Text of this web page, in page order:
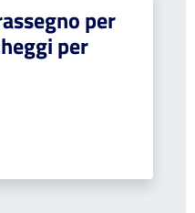
per
per